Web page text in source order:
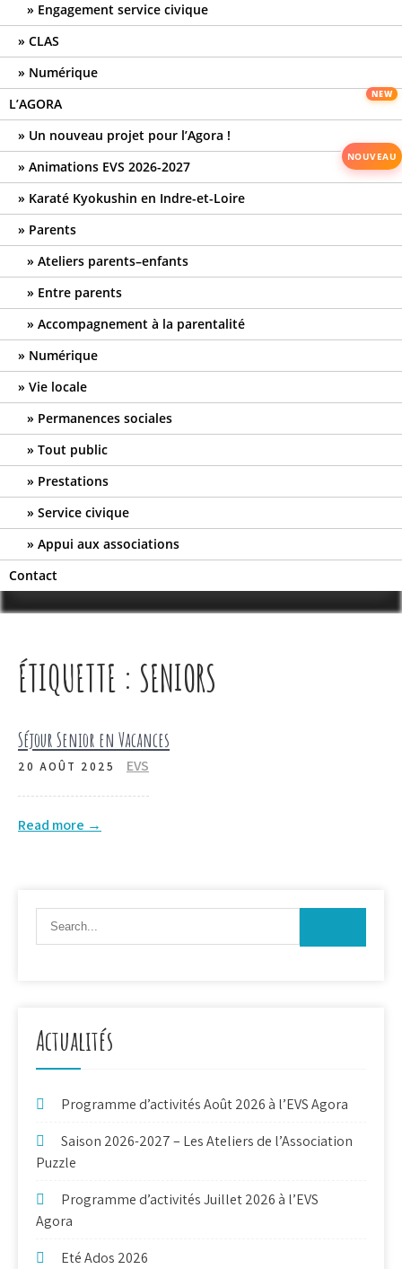
Engagement service civique
CLAS
Numérique
L’AGORA
Un nouveau projet pour l’Agora !
Animations EVS 2026-2027
Karaté Kyokushin en Indre-et-Loire
Parents
Ateliers parents–enfants
Entre parents
Accompagnement à la parentalité
Numérique
Vie locale
Permanences sociales
Tout public
Prestations
Service civique
Appui aux associations
Contact
ÉTIQUETTE : SENIORS
Séjour Senior en Vacances
20 AOÛT 2025 EVS
Read more →
Actualités
Programme d’activités Août 2026 à l’EVS Agora
Saison 2026-2027 – Les Ateliers de l’Association
Puzzle
Programme d’activités Juillet 2026 à l’EVS
Agora
Eté Ados 2026